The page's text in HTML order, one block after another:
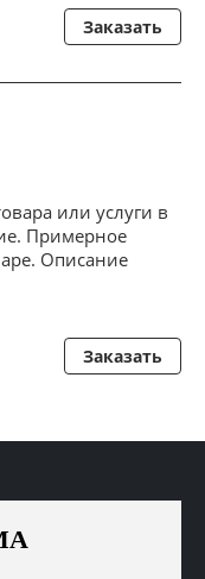
Заказать
или услуги в
Примерное
Описание
Заказать